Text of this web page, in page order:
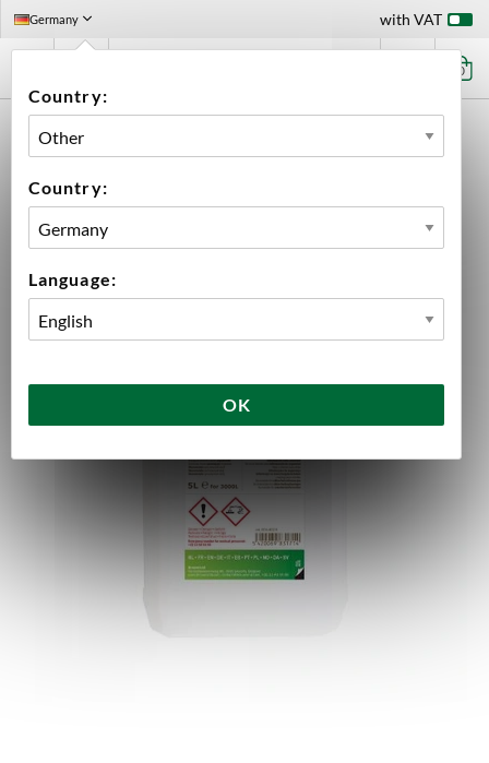
Germany
Country:
Country:
Language:
OK
with VAT
0
CHEMIPRO SAN 5000 ML